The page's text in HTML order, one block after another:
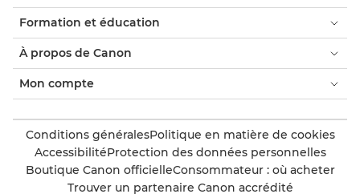
Formation et éducation
À propos de Canon
Mon compte
Conditions généralesPolitique en matière de cookies
AccessibilitéProtection des données personnelles
Boutique Canon officielleConsommateur : où acheter
Trouver un partenaire Canon accrédité